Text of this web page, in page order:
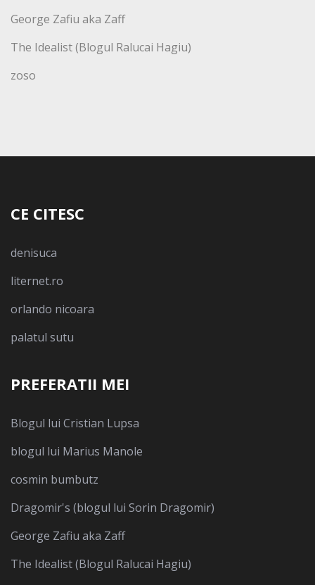
George Zafiu aka Zaff
The Idealist (Blogul Ralucai Hagiu)
zoso
CE CITESC
denisuca
liternet.ro
orlando nicoara
palatul sutu
PREFERATII MEI
Blogul lui Cristian Lupsa
blogul lui Marius Manole
cosmin bumbutz
Dragomir's (blogul lui Sorin Dragomir)
George Zafiu aka Zaff
The Idealist (Blogul Ralucai Hagiu)